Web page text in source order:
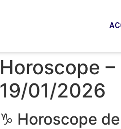
Horoscope
19/01/2026
♑ Horoscope